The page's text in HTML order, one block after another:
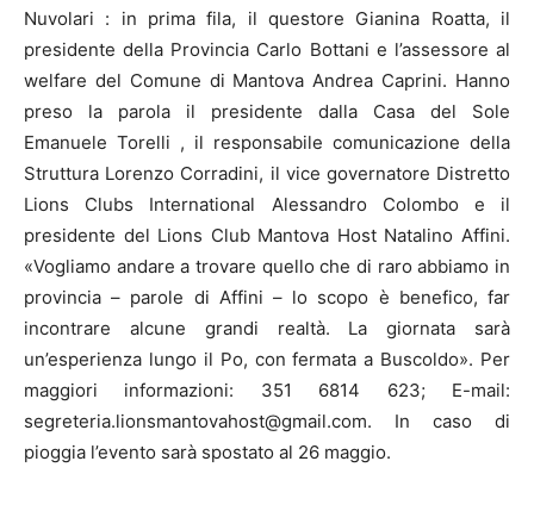
Nuvolari : in prima fila, il questore Gianina Roatta, il
presidente della Provincia Carlo Bottani e l’assessore al
welfare del Comune di Mantova Andrea Caprini. Hanno
preso la parola il presidente dalla Casa del Sole
Emanuele Torelli , il responsabile comunicazione della
Struttura Lorenzo Corradini, il vice governatore Distretto
Lions Clubs International Alessandro Colombo e il
presidente del Lions Club Mantova Host Natalino Affini.
«Vogliamo andare a trovare quello che di raro abbiamo in
provincia – parole di Affini – lo scopo è benefico, far
incontrare alcune grandi realtà. La giornata sarà
un’esperienza lungo il Po, con fermata a Buscoldo». Per
maggiori informazioni: 351 6814 623; E-mail:
segreteria.lionsmantovahost@gmail.com. In caso di
pioggia l’evento sarà spostato al 26 maggio.